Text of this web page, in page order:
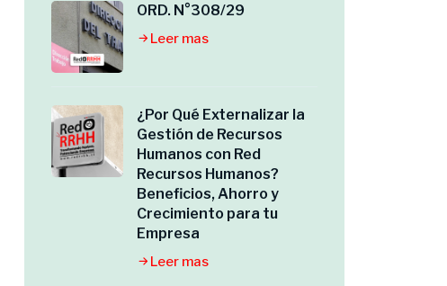
ORD. N°308/29
Leer mas
¿Por Qué Externalizar la
Gestión de Recursos
Humanos con Red
Recursos Humanos?
Beneficios, Ahorro y
Crecimiento para tu
Empresa
Leer mas